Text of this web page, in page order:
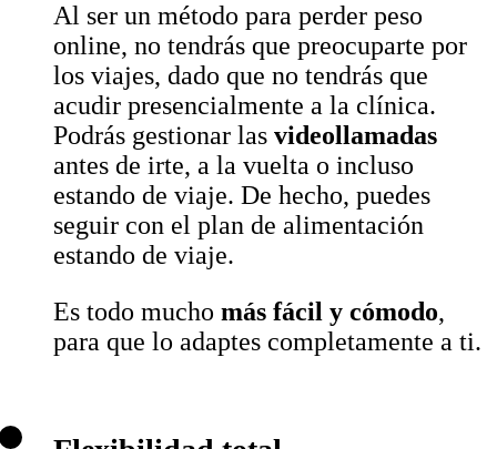
Al ser un método para perder peso
online, no tendrás que preocuparte por
los viajes, dado que no tendrás que
acudir presencialmente a la clínica.
Podrás gestionar las videollamadas
antes de irte, a la vuelta o incluso
estando de viaje. De hecho, puedes
seguir con el plan de alimentación
estando de viaje.
Es todo mucho más fácil y cómodo,
para que lo adaptes completamente a ti.